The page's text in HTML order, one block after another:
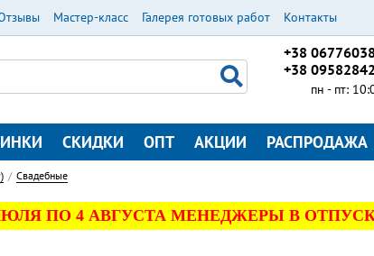
Мастер-класс Галерея готовых работ Контакты
+38
+38
пн - пт:
СКИДКИ ОПТ АКЦИИ РАСПРОДАЖА
Свадебные
ПО 4 АВГУСТА МЕНЕДЖЕРЫ В